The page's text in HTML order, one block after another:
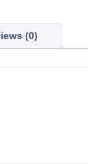
(0)